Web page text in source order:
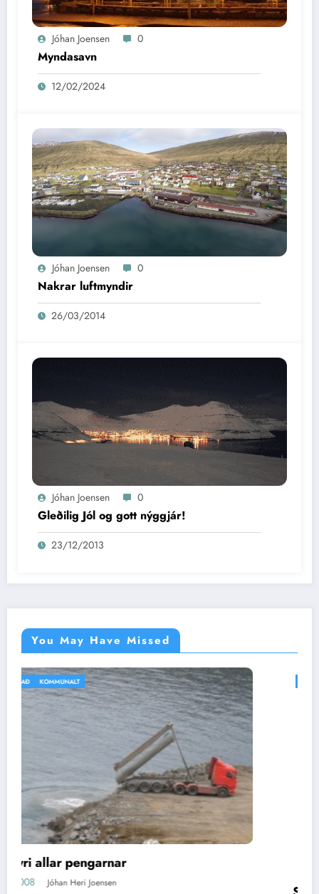
Jóhan Joensen 0
Myndasavn
12/02/2024
Jóhan Joensen 0
Nakrar luftmyndir
26/03/2014
Jóhan Joensen 0
Gleðilig Jól og gott nýggjár!
23/12/2013
You May Have Missed
IKKI BÓLKAÐ VEÐRIÐ